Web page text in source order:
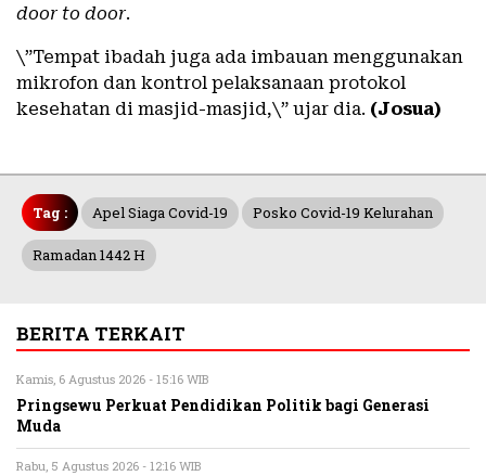
door to door.
\”Tempat ibadah juga ada imbauan menggunakan
mikrofon dan kontrol pelaksanaan protokol
kesehatan di masjid-masjid,\” ujar dia. (Josua)
Tag : Apel Siaga Covid-19 Posko Covid-19 Kelurahan
Ramadan 1442 H
BERITA TERKAIT
Kamis, 6 Agustus 2026 - 15:16 WIB
Pringsewu Perkuat Pendidikan Politik bagi Generasi
Muda
Rabu, 5 Agustus 2026 - 12:16 WIB